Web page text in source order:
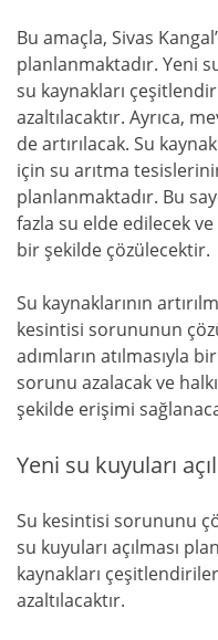
Bu amaçla, Sivas
planlanmaktadır. Yeni
su kaynakları
azaltılacaktır. Ayrıca,
de artırılacak. Su
için su arıtma
planlanmaktadır. Bu
fazla su elde edilecek
bir şekilde çözülecektir.
Su kaynaklarının
kesintisi sorununun
adımların atılmasıyla
sorunu azalacak ve
şekilde erişimi
Yeni su kuyuları
Su kesintisi sorununu
su kuyuları açılması
kaynakları
azaltılacaktır.